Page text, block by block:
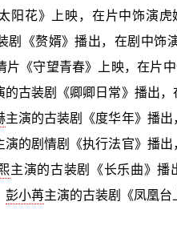
阳花》上映，在片中饰演
剧《赘婿》播出，在剧中饰
片《守望青春》上映，在片
的古装剧《卿卿日常》播出
主演的古装剧《度华年》播
演的剧情剧《执行法官》播
主演的古装剧《长乐曲》
彭小苒主演的古装剧《凤凰台